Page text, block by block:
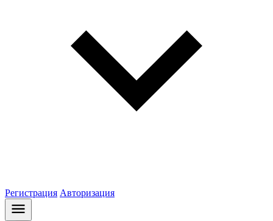
Регистрация Авторизация